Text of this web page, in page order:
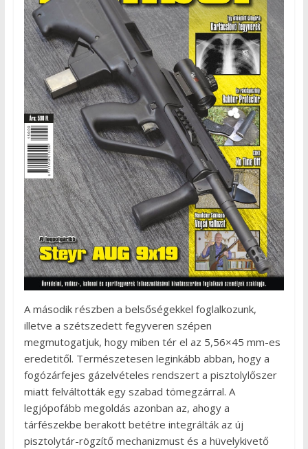
A második részben a belsőségekkel foglalkozunk,
illetve a szétszedett fegyveren szépen
megmutogatjuk, hogy miben tér el az 5,56×45 mm-es
eredetitől. Természetesen leginkább abban, hogy a
fogózárfejes gázelvételes rendszert a pisztolylőszer
miatt felváltották egy szabad tömegzárral. A
legjópofább megoldás azonban az, ahogy a
tárfészekbe berakott betétre integrálták az új
pisztolytár-rögzítő mechanizmust és a hüvelykivető